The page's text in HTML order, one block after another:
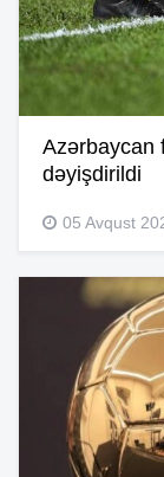
Azərbaycan
dəyişdirildi
05 Avqust